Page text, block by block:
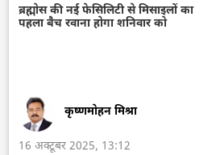
ड्रोन
कामिकेज़ ड्रोन
आतंकवाद
आतंकवाद विरोधी दस्ता
ब्रह्मोस की नई फेसिलिटी से मिसाइलों का
पहला बैच रवाना होगा शनिवार को
कृष्णमोहन मिश्रा
16 अक्टूबर 2025, 13:12